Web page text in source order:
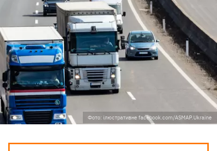
Фото: ілюстративне facebook.com/ASMAP.Ukraine